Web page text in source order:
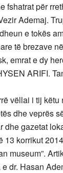
fshatrat për
Ademaj.
e tokës
të brezave
emrat e dy
ARIFI.
vëllai i tij këtu
dhe veprës
dhe gazetat
13 korrikut
museum”.
dr. Hasan